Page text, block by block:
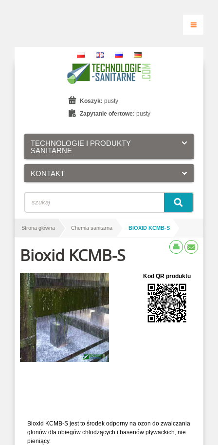
TECHNOLOGIE I PRODUKTY
SANITARNE
KONTAKT
Koszyk: pusty
Zapytanie ofertowe: pusty
Strona główna Chemia sanitarna BIOXID KCMB-S
Bioxid KCMB-S
Bioxid KCMB-S jest to środek odporny na ozon do zwalczania
glonów dla obiegów chłodzących i basenów pływackich, nie
pieniący.
Kod QR produktu